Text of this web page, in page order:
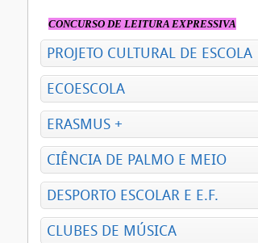
CONCURSO DE LEITURA EXPRESSIVA
PROJETO CULTURAL DE ESCOLA
ECOESCOLA
ERASMUS +
CIÊNCIA DE PALMO E MEIO
DESPORTO ESCOLAR E E.F.
CLUBES DE MÚSICA